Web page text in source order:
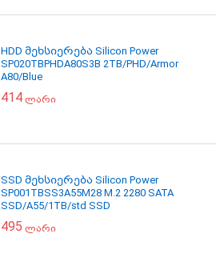
HDD მეხსიერება Silicon Power
SP020TBPHDA80S3B 2TB/PHD/Armor
A80/Blue
414 ლარი
SSD მეხსიერება Silicon Power
SP001TBSS3A55M28 M.2 2280 SATA
SSD/A55/1TB/std SSD
495 ლარი